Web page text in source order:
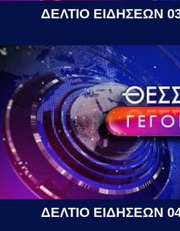
ΔΕΛΤΙΟ ΕΙΔΗΣΕΩΝ
ΔΕΛΤΙΟ ΕΙΔΗΣΕΩΝ